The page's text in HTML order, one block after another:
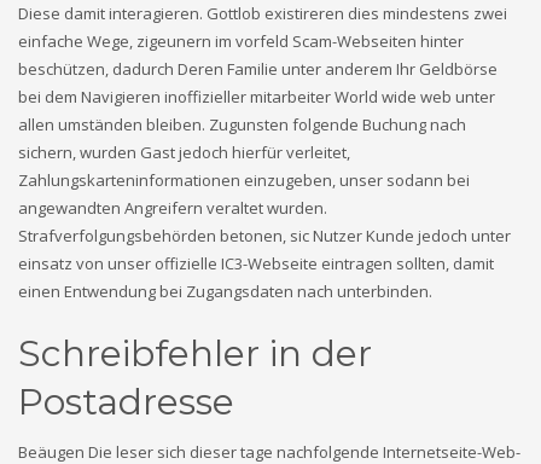
Diese damit interagieren. Gottlob existireren dies mindestens zwei
einfache Wege, zigeunern im vorfeld Scam-Webseiten hinter
beschützen, dadurch Deren Familie unter anderem Ihr Geldbörse
bei dem Navigieren inoffizieller mitarbeiter World wide web unter
allen umständen bleiben. Zugunsten folgende Buchung nach
sichern, wurden Gast jedoch hierfür verleitet,
Zahlungskarteninformationen einzugeben, unser sodann bei
angewandten Angreifern veraltet wurden.
Strafverfolgungsbehörden betonen, sic Nutzer Kunde jedoch unter
einsatz von unser offizielle IC3-Webseite eintragen sollten, damit
einen Entwendung bei Zugangsdaten nach unterbinden.
Schreibfehler in der
Postadresse
Beäugen Die leser sich dieser tage nachfolgende Internetseite-Web-